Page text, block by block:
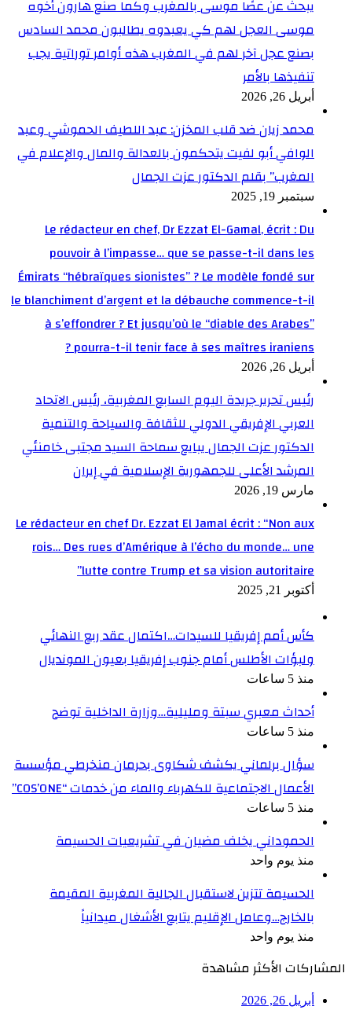
يبحث عن عصًا موسى بالمغرب وكما صنع هارون أخوه
موسى العجل لهم كي يعبدوه يطالبون محمد السادس
بصنع عجل آخر لهم في المغرب هذه أوامر توراتية يجب
تنفيذها بالأمر
أبريل 26, 2026
محمد زيان ضد قلب المخزن: عبد اللطيف الحموشي وعبد
الوافي أبو لفيت يتحكمون بالعدالة والمال والإعلام في
المغرب” بقلم الدكتور عزت الجمال
سبتمبر 19, 2025
Le rédacteur en chef, Dr Ezzat El-Gamal, écrit : Du
pouvoir à l’impasse… que se passe-t-il dans les
Émirats “hébraïques sionistes” ? Le modèle fondé sur
le blanchiment d’argent et la débauche commence-t-il
à s’effondrer ? Et jusqu’où le “diable des Arabes”
pourra-t-il tenir face à ses maîtres iraniens ?
أبريل 26, 2026
رئيس تحرير جريدة اليوم السابع المغربية، رئيس الاتحاد
العربي الإفريقي الدولي للثقافة والسياحة والتنمية
الدكتور عزت الجمال يبايع سماحة السيد مجتبى خامنئي
المرشد الأعلى للجمهورية الإسلامية في إيران
مارس 19, 2026
Le rédacteur en chef Dr. Ezzat El Jamal écrit : “Non aux
rois… Des rues d’Amérique à l’écho du monde… une
lutte contre Trump et sa vision autoritaire”
أكتوبر 21, 2025
كأس أمم إفريقيا للسيدات…اكتمال عقد ربع النهائي
ولبؤات الأطلس أمام جنوب إفريقيا بعيون المونديال
منذ 5 ساعات
أحداث معبري سبتة ومليلية…وزارة الداخلية توضح
منذ 5 ساعات
سؤال برلماني يكشف شكاوى بحرمان منخرطي مؤسسة
الأعمال الاجتماعية للكهرباء والماء من خدمات “COS’ONE”
منذ 5 ساعات
الحموداني يخلف مضيان في تشريعيات الحسيمة
منذ يوم واحد
الحسيمة تتزين لاستقبال الجالية المغربية المقيمة
بالخارج…وعامل الإقليم يتابع الأشغال ميدانياً
منذ يوم واحد
المشاركات الأكثر مشاهدة
أبريل 26, 2026